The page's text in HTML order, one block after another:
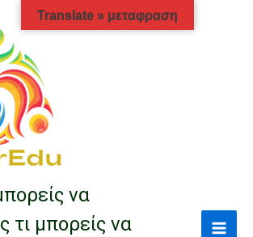
να
τι μπορείς να
Translate » μεταφραση